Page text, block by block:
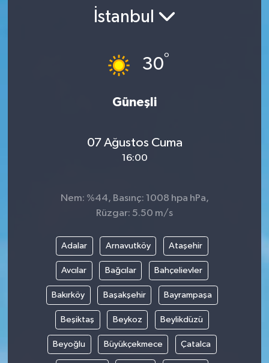
İstanbul
30°
Güneşli
07 Ağustos Cuma
16:00
Nem: %44, Basınç: 1008 hpa hPa,
Rüzgar: 5.50 m/s
Adalar Arnavutköy Ataşehir
Avcılar Bağcılar Bahçelievler
Bakırköy Başakşehir Bayrampaşa
Beşiktaş Beykoz Beylikdüzü
Beyoğlu Büyükçekmece Çatalca